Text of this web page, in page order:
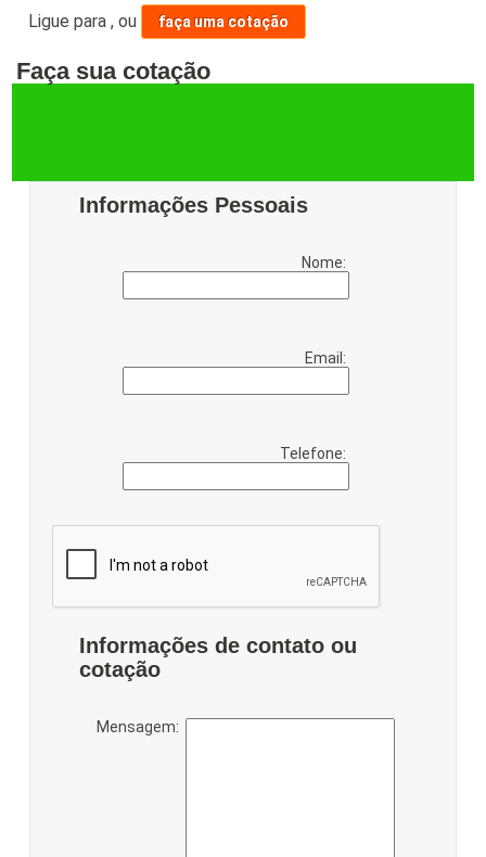
Ligue para,ou faça uma cotação
Faça sua cotação
Informações Pessoais
Nome:
Email:
Telefone:
Informações de contato ou
cotação
Mensagem: